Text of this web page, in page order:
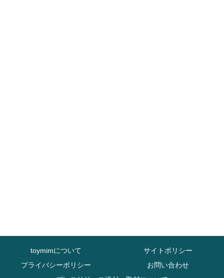
toymimについて
サイトポリシー
プライバシーポリシー
お問い合わせ